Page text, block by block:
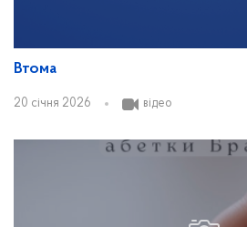
Втома
20 січня 2026 відео